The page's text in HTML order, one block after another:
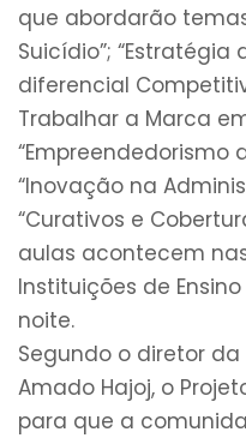
que abordarão
Suicídio”;
diferencial
Trabalhar a Marca
“Empreendedorismo
“Inovação na
“Curativos e
aulas acontecem
Instituições de
noite.
Segundo o diretor da
Amado Hajoj, o
para que a